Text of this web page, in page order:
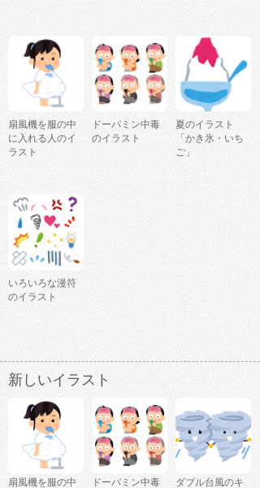
扇風機を服の中
に入れる人のイ
ラスト
ドーパミン中毒
のイラスト
夏のイラスト
「かき氷・いち
ご」
いろいろな漫符
のイラスト
新しいイラスト
扇風機を服の中 ドーパミン中毒 ダブル台風のキ